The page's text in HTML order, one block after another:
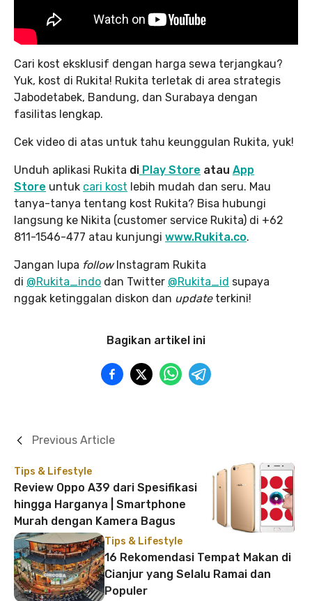
Cari kost eksklusif dengan harga sewa terjangkau?
Yuk, kost di Rukita! Rukita terletak di area strategis
Jabodetabek, Bandung, dan Surabaya dengan
fasilitas lengkap.
Cek video di atas untuk tahu keunggulan Rukita, yuk!
Unduh aplikasi Rukita di Play Store atau App
Store untuk cari kost lebih mudah dan seru. Mau
tanya-tanya tentang kost Rukita? Bisa hubungi
langsung ke Nikita (customer service Rukita) di +62
811-1546-477 atau kunjungi www.Rukita.co.
Jangan lupa followInstagram Rukita
di @Rukita_indo dan Twitter @Rukita_id supaya
nggak ketinggalan diskon dan update terkini!
Bagikan artikel ini
Tips & Lifestyle
Review Oppo A39 dari Spesifikasi
hingga Harganya | Smartphone
Murah dengan Kamera Bagus
Previous Article
Tips & Lifestyle
16 Rekomendasi Tempat Makan di
Cianjur yang Selalu Ramai dan
Populer